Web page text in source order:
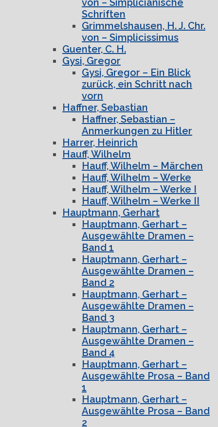
von – Simplicianische
Schriften
Grimmelshausen, H. J. Chr.
von – Simplicissimus
Guenter, C. H.
Gysi, Gregor
Gysi, Gregor – Ein Blick
zurück, ein Schritt nach
vorn
Haffner, Sebastian
Haffner, Sebastian –
Anmerkungen zu Hitler
Harrer, Heinrich
Hauff, Wilhelm
Hauff, Wilhelm – Märchen
Hauff, Wilhelm – Werke
Hauff, Wilhelm – Werke I
Hauff, Wilhelm – Werke II
Hauptmann, Gerhart
Hauptmann, Gerhart –
Ausgewählte Dramen –
Band 1
Hauptmann, Gerhart –
Ausgewählte Dramen –
Band 2
Hauptmann, Gerhart –
Ausgewählte Dramen –
Band 3
Hauptmann, Gerhart –
Ausgewählte Dramen –
Band 4
Hauptmann, Gerhart –
Ausgewählte Prosa – Band
1
Hauptmann, Gerhart –
Ausgewählte Prosa – Band
2